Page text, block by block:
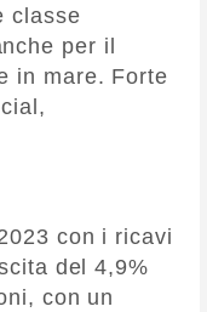
classe
per il
in mare. Forte
con i ricavi
del 4,9%
con un